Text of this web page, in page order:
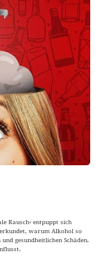
Rausch‹ entpuppt sich
warum Alkohol so
gesundheitlichen Schäden.